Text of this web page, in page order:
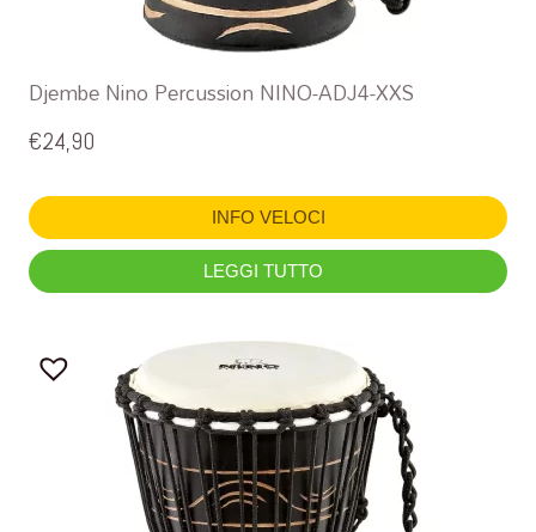
Djembe Nino Percussion NINO-ADJ4-XXS
€24,90
INFO VELOCI
LEGGI TUTTO